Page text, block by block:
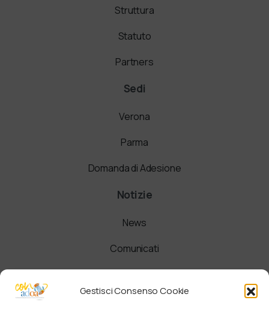
Gestisci Consenso Cookie
Struttura
Statuto
Partners
Sedi
Verona
Parma
Domanda di Adesione
Notizie
News
Comunicati